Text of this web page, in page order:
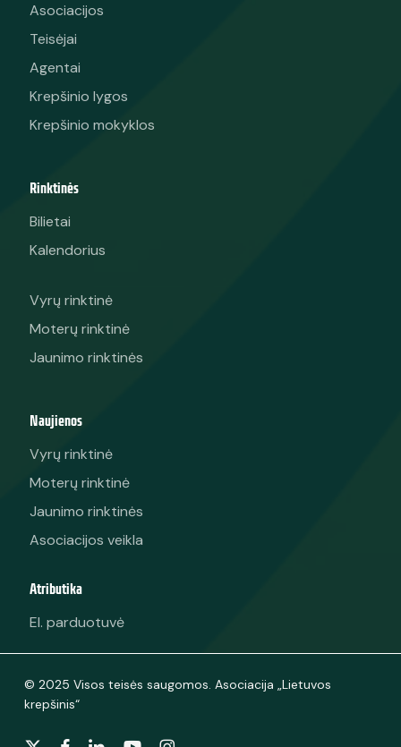
Asociacijos
Teisėjai
Agentai
Krepšinio lygos
Krepšinio mokyklos
Rinktinės
Bilietai
Kalendorius
Vyrų rinktinė
Moterų rinktinė
Jaunimo rinktinės
Naujienos
Vyrų rinktinė
Moterų rinktinė
Jaunimo rinktinės
Asociacijos veikla
Atributika
El. parduotuvė
© 2025 Visos teisės saugomos. Asociacija „Lietuvos
krepšinis“